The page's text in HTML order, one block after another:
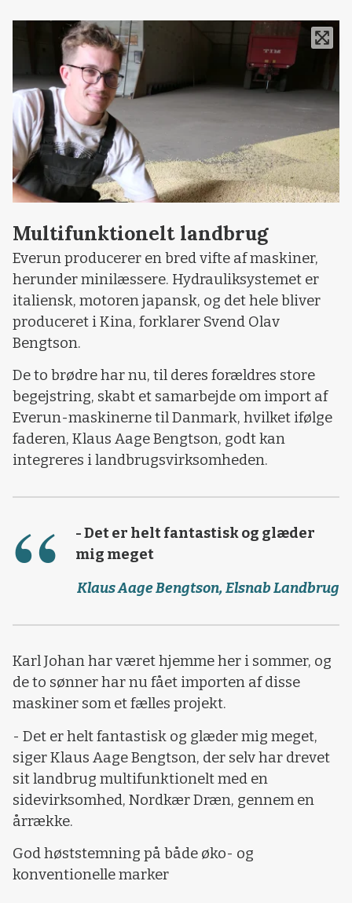
Multifunktionelt landbrug
Everun producerer en bred vifte af maskiner,
herunder minilæssere. Hydrauliksystemet er
italiensk, motoren japansk, og det hele bliver
produceret i Kina, forklarer Svend Olav
Bengtson.
De to brødre har nu, til deres forældres store
begejstring, skabt et samarbejde om import af
Everun-maskinerne til Danmark, hvilket ifølge
faderen, Klaus Aage Bengtson, godt kan
integreres i landbrugsvirksomheden.
- Det er helt fantastisk og glæder
mig meget
Klaus Aage Bengtson, Elsnab Landbrug
Karl Johan har været hjemme her i sommer, og
de to sønner har nu fået importen af disse
maskiner som et fælles projekt.
- Det er helt fantastisk og glæder mig meget,
siger Klaus Aage Bengtson, der selv har drevet
sit landbrug multifunktionelt med en
sidevirksomhed, Nordkær Dræn, gennem en
årrække.
God høststemning på både øko- og
konventionelle marker